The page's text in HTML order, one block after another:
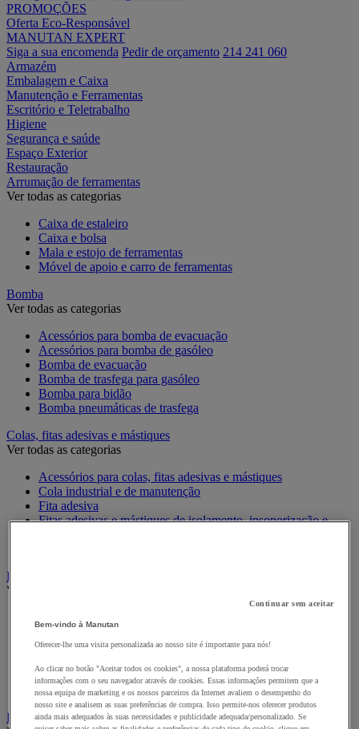
PROMOÇÕES
Oferta Eco-Responsável
MANUTAN EXPERT
Siga a sua encomenda Pedir de orçamento 214 241 060
Armazém
Embalagem e Caixa
Manutenção e Ferramentas
Escritório e Teletrabalho
Higiene
Segurança e saúde
Espaço Exterior
Restauração
Arrumação de ferramentas
Ver todas as categorias
Caixa de estaleiro
Caixa e bolsa
Mala e estojo de ferramentas
Móvel de apoio e carro de ferramentas
Bomba
Ver todas as categorias
Acessórios para bomba de evacuação
Acessórios para bomba de gasóleo
Bomba de evacuação
Bomba de trasfega para gasóleo
Bomba para bidão
Bomba pneumáticas de trasfega
Colas, fitas adesivas e mástiques
Ver todas as categorias
Acessórios para colas, fitas adesivas e mástiques
Cola industrial e de manutenção
Fita adesiva
Fitas adesivas e mástiques de isolamento, insonorização e
Eletricidade
Ver todas as categorias
Acessórios para Quadro Elétrico
Cabo Elétrico
Extensão, tira e enrolador
Tomada e interruptor
Ferramentas Elétricas
Continuar sem aceitar
Bem-vindo à Manutan
Oferecer-lhe uma visita personalizada ao nosso site é importante para nós!
Ao clicar no botão "Aceitar todos os cookies", a nossa plataforma poderá trocar
informações com o seu navegador através de cookies. Essas informações permitem que a
nossa equipa de marketing e os nossos parceiros da Internet avaliem o desempenho do
nosso site e analisem as suas preferências de compra. Isso permite-nos oferecer produtos
ainda mais adequados às suas necessidades e publicidade adequada/personalizado. Se